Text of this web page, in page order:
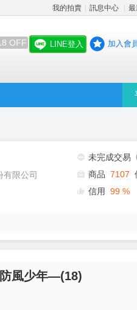
我的拍賣 訊息中心
OFF LINE登入 加入會
有限公司
未完成交易
商品 7107
信用 99 %
風少年—(18)